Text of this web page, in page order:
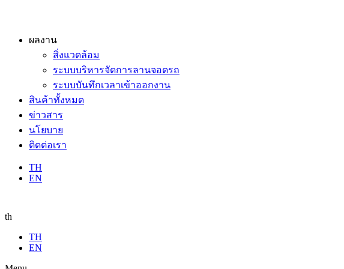
ผลงาน
สิ่งแวดล้อม
ระบบบริหารจัดการลานจอดรถ
ระบบบันทึกเวลาเข้าออกงาน
สินค้าทั้งหมด
ข่าวสาร
นโยบาย
ติดต่อเรา
TH
EN
th
TH
EN